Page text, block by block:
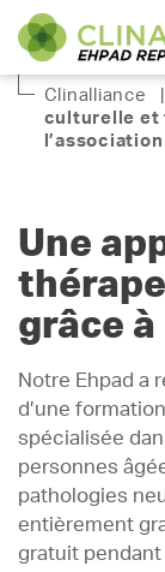
Clinalliance
culturelle et
l’association
Une
grâce à
Notre Ehpad a
d’une
spécialisée
personnes
pathologies
entièrement
gratuit pendant